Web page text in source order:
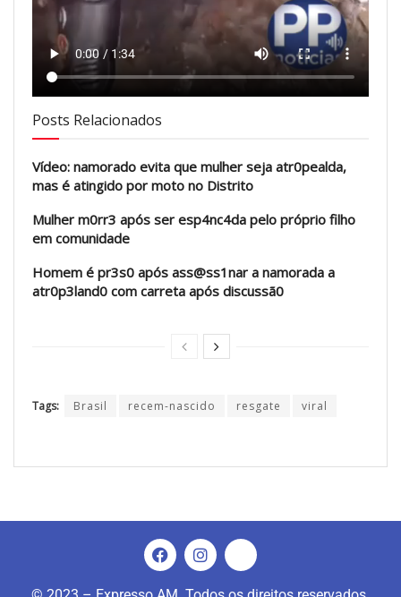
Posts Relacionados
Vídeo: namorado evita que mulher seja atr0pealda,
mas é atingido por moto no Distrito
Mulher m0rr3 após ser esp4nc4da pelo próprio filho
em comunidade
Homem é pr3s0 após ass@ss1nar a namorada a
atr0p3land0 com carreta após discussã0
Tags: Brasil recem-nascido resgate viral